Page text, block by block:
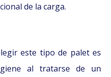
de la carga.
este tipo de palet es
al tratarse de un